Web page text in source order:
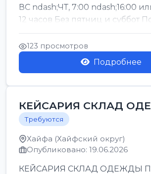
ВС ndash;ЧТ, 7:00 ndash;16:00
12 часов Без пятниц и суббот
Офаким, Нети...
123 просмотров
Подробнее
КЕЙСАРИЯ СКЛАД
Требуются
Хайфа (Хайфский округ)
Опубликовано: 19.06.2026
КЕЙСАРИЯ СКЛАД ОДЕЖДЫ